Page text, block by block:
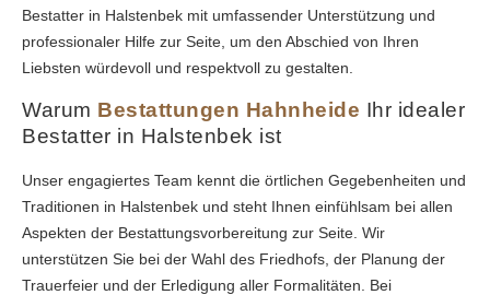
Bestatter in Halstenbek mit umfassender Unterstützung und
professionaler Hilfe zur Seite, um den Abschied von Ihren
Liebsten würdevoll und respektvoll zu gestalten.
Warum Bestattungen Hahnheide Ihr idealer
Bestatter in Halstenbek ist
Unser engagiertes Team kennt die örtlichen Gegebenheiten und
Traditionen in Halstenbek und steht Ihnen einfühlsam bei allen
Aspekten der Bestattungsvorbereitung zur Seite. Wir
unterstützen Sie bei der Wahl des Friedhofs, der Planung der
Trauerfeier und der Erledigung aller Formalitäten. Bei